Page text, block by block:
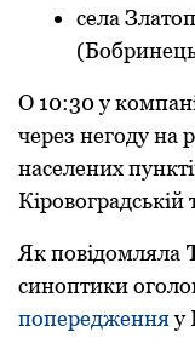
села
О 10:30 у
через негоду на
населених
Кіровоградській
Як повідомляла
синоптики
попередженняу